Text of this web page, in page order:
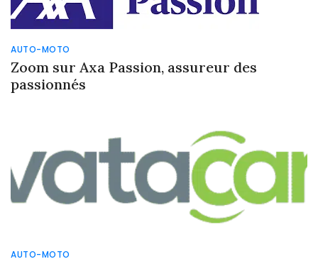
AUTO-MOTO
Zoom sur Axa Passion, assureur des
passionnés
AUTO-MOTO